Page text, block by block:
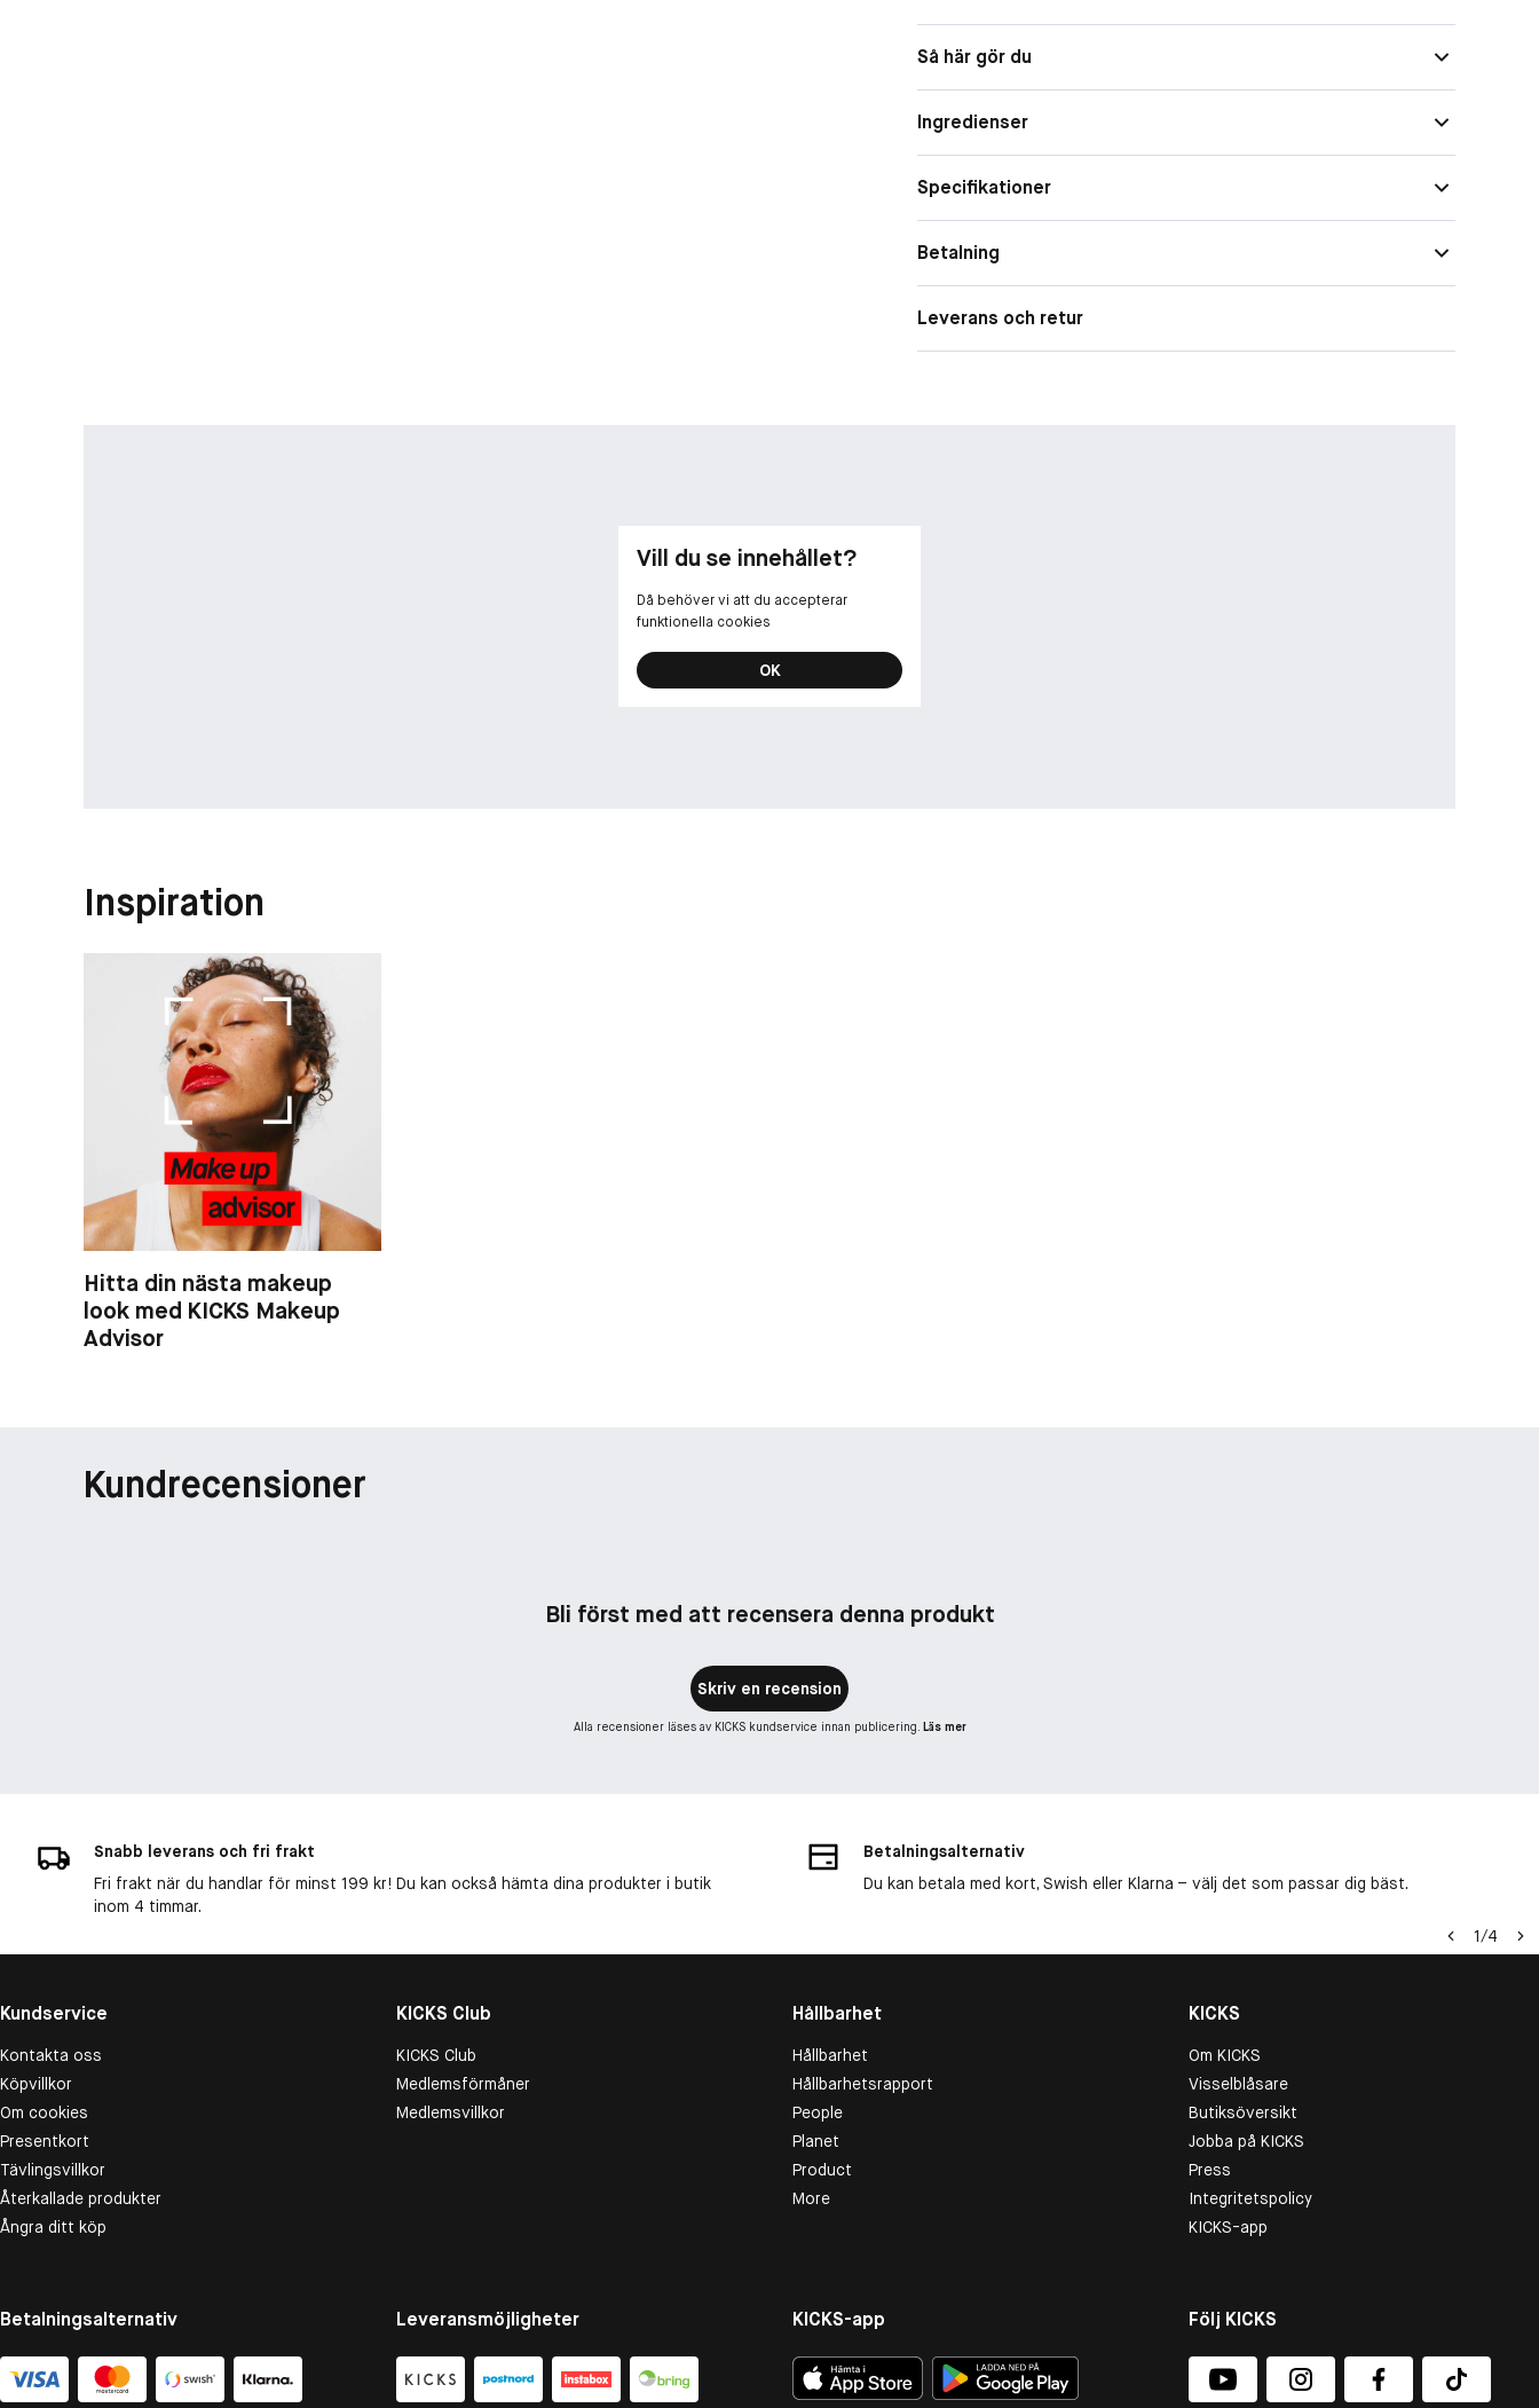
behaglig känsla. Stift och läppbalsam igen. Flera vackra nyanser. Vårdar
och mjukgör med kokosolja.
Så här gör du
Ingredienser
Specifikationer
Betalning
Leverans och retur
Vill du se innehållet?
Då behöver vi att du accepterar
funktionella cookies
OK
Inspiration
Hitta din nästa makeup
look med KICKS Makeup
Advisor
Kundrecensioner
Bli först med att recensera denna produkt
Skriv en recension
Alla recensioner läses av KICKS kundservice innan publicering. Läs mer
Snabb leverans och fri frakt
Fri frakt när du handlar för minst 199 kr! Du kan också hämta dina produkter i butik
inom 4 timmar.
Betalningsalternativ
Du kan betala med kort, Swish eller Klarna – välj det som passar dig bäst.
1/4
Kundservice
Kontakta oss
Köpvillkor
Om cookies
Presentkort
Tävlingsvillkor
Återkallade produkter
Ångra ditt köp
KICKS Club
KICKS Club
Medlemsförmåner
Medlemsvillkor
Hållbarhet
Hållbarhet
Hållbarhetsrapport
People
Planet
Product
More
KICKS
Om KICKS
Visselblåsare
Butiksöversikt
Jobba på KICKS
Press
Integritetspolicy
KICKS-app
Betalningsalternativ Leveransmöjligheter KICKS-app Följ KICKS